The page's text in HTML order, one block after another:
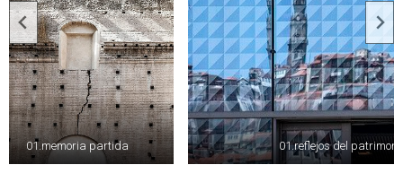
01.memoria partida 01.reflejos del